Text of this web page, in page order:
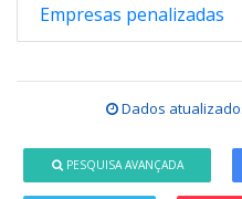
Empresas penalizadas
Dados
PESQUISA AVANÇADA